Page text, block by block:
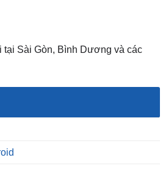
Sài Gòn, Bình Dương và các